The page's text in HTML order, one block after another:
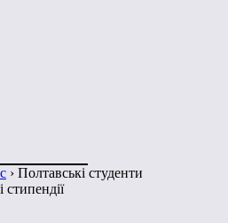
› Полтавські студенти